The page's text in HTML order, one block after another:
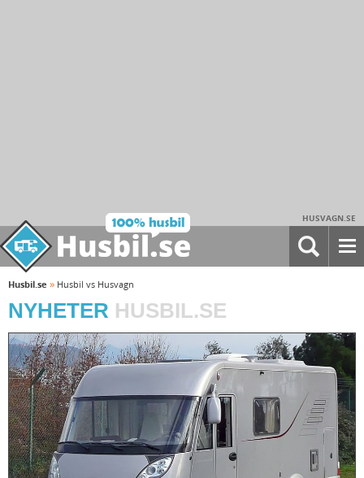
HUSVAGN.SE
Husbil.se » Husbil vs Husvagn
NYHETER HUSBIL.SE